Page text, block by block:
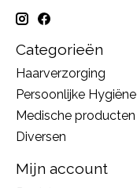
Categorieën
Haarverzorging
Persoonlijke Hygiëne
Medische producten
Diversen
Mijn account